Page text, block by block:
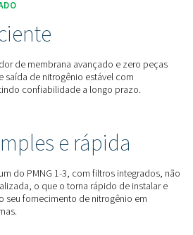
a média, alta
12 bar — tudo sem a necessidade
para aplicações como
e secagem de tubulações.